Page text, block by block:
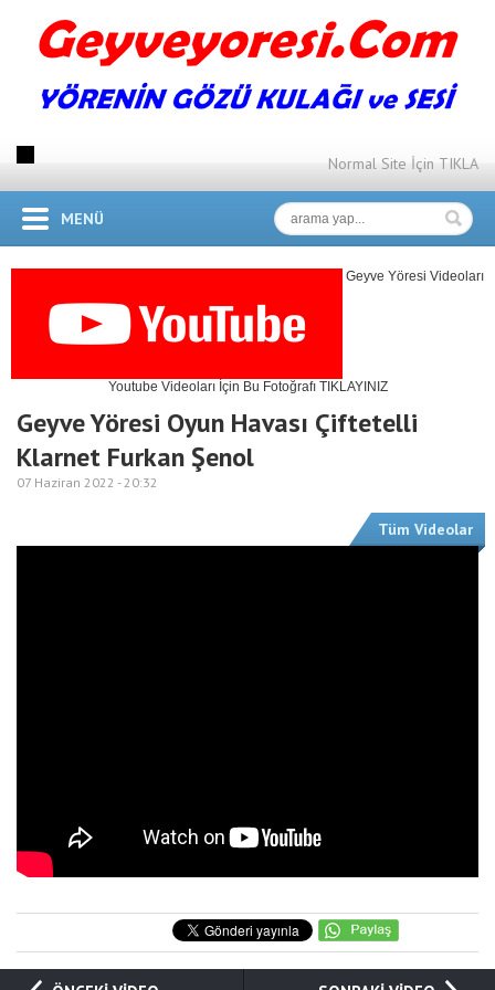
Normal Site İçin TIKLA
MENÜ
Geyve Yöresi Videoları
Youtube Videoları İçin Bu Fotoğrafı TIKLAYINIZ
Geyve Yöresi Oyun Havası Çiftetelli
Klarnet Furkan Şenol
07 Haziran 2022 -20:32
Tüm Videolar